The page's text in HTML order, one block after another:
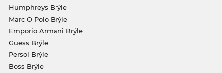
Humphreys Brýle
Marc O Polo Brýle
Emporio Armani Brýle
Guess Brýle
Persol Brýle
Boss Brýle